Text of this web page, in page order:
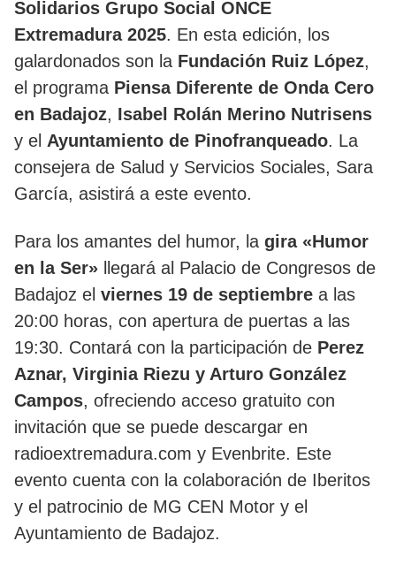
Solidarios Grupo Social ONCE
Extremadura 2025. En esta edición, los
galardonados son la Fundación Ruiz López,
el programa Piensa Diferente de Onda Cero
en Badajoz, Isabel Rolán Merino Nutrisens
y el Ayuntamiento de Pinofranqueado. La
consejera de Salud y Servicios Sociales, Sara
García, asistirá a este evento.
Para los amantes del humor, la gira «Humor
en la Ser» llegará al Palacio de Congresos de
Badajoz el viernes 19 de septiembre a las
20:00 horas, con apertura de puertas a las
19:30. Contará con la participación de Perez
Aznar, Virginia Riezu y Arturo González
Campos, ofreciendo acceso gratuito con
invitación que se puede descargar en
radioextremadura.com y Evenbrite. Este
evento cuenta con la colaboración de Iberitos
y el patrocinio de MG CEN Motor y el
Ayuntamiento de Badajoz.